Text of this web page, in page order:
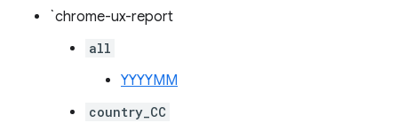
`chrome-ux-report
all
YYYYMM
country_CC